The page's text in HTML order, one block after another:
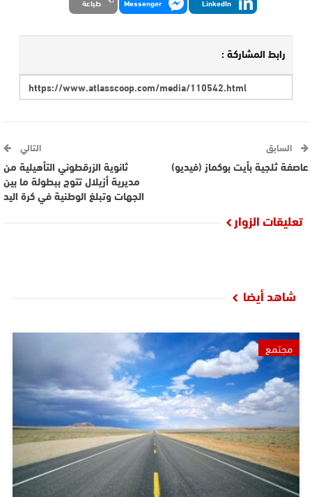
LinkedIn
Messenger طباعة
رابط المشاركة :
السابق
عاصفة ثلجية بأيت بوكماز (فيديو)
التالي
ثانوية الزرقطوني التأهيلية من
مديرية أزيلال تتوج ببطولة ما بين
الجهات وتبلغ الوطنية في كرة اليد
تعليقات الزوار
شاهد أيضا
مجتمع